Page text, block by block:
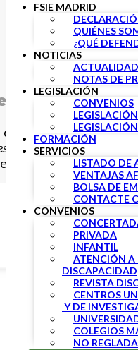
FSIE MADRID
QUIÉNES
¿QUÉ
NOTICIAS
ACTUALIDAD
NOTAS DE
LEGISLACIÓN
CONVENIOS
FORMACIÓN
SERVICIOS
LISTADO DE
VENTAJAS
BOLSA DE
CONTACTE
CONVENIOS
PRIVADA
INFANTIL
ATENCIÓN A
DISCAPACIDAD
REVISTA
CENTROS
Y DE
COLEGIOS
NO REGLADA
FSIE
un escrito a la
desde la incorporación
que atienden al alumnado
para personas de 18